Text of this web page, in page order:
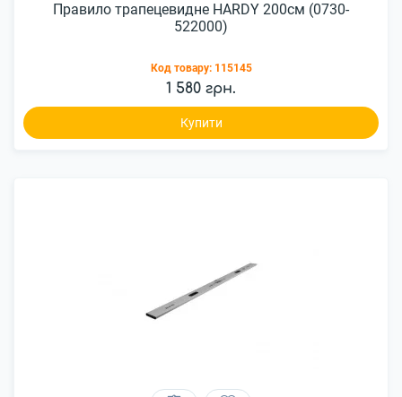
Правило трапецевидне HARDY 200см (0730-
522000)
Код товару: 115145
1 580 грн.
Купити